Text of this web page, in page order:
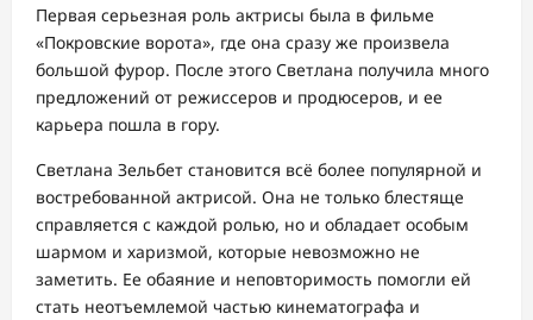
Первая серьезная роль актрисы была в фильме
«Покровские ворота», где она сразу же произвела
большой фурор. После этого Светлана получила много
предложений от режиссеров и продюсеров, и ее
карьера пошла в гору.
Светлана Зельбет становится всё более популярной и
востребованной актрисой. Она не только блестяще
справляется с каждой ролью, но и обладает особым
шармом и харизмой, которые невозможно не
заметить. Ее обаяние и неповторимость помогли ей
стать неотъемлемой частью кинематографа и